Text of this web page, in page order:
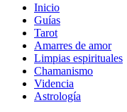
Inicio
Guías
Tarot
Amarres de amor
Limpias espirituales
Chamanismo
Videncia
Astrología